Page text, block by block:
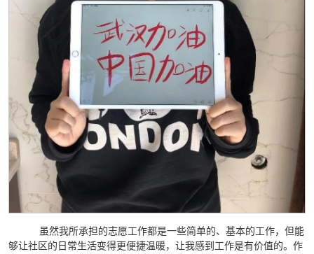
虽然我所承担的志愿工作都是一些简单的、基本的工作，但能
够让社区的日常生活变得更便捷温暖，让我感到工作是有价值的。作